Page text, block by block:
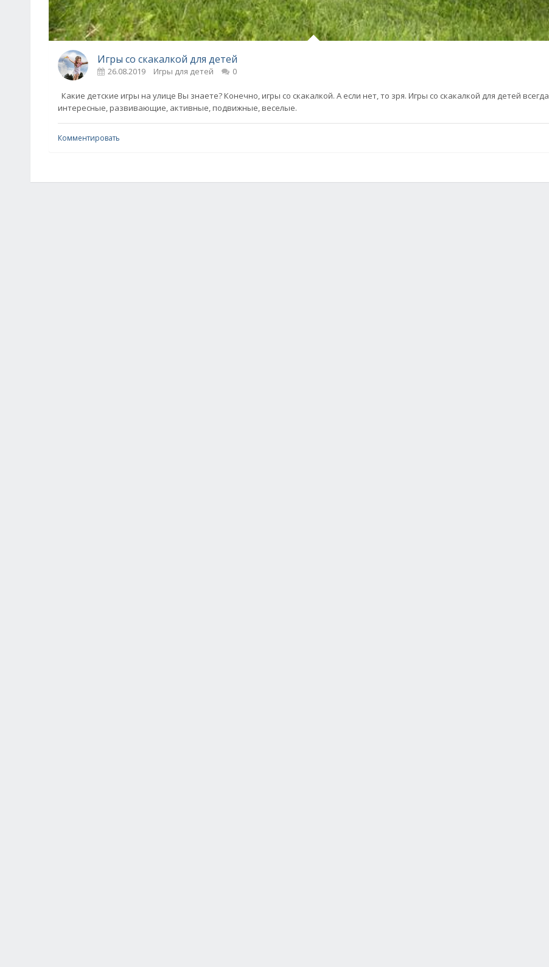
Игры со скакалкой для детей
26.08.2019 Игры для детей 0
Какие детские игры на улице Вы знаете? Конечно, игры со скакалкой. А если нет, то зря. Игры со скакалкой для детей всегда
интересные, развивающие, активные, подвижные, веселые.
Комментировать